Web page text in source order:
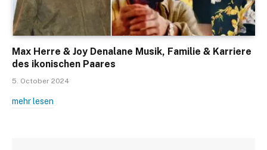
Max Herre & Joy Denalane Musik, Familie & Karriere
des ikonischen Paares
5. October 2024
mehr lesen